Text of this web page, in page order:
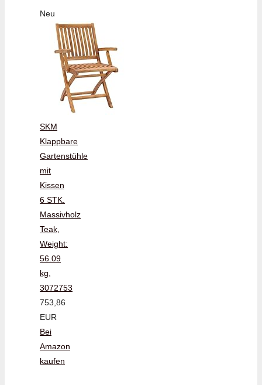
Neu
SKM
Klappbare
Gartenstühle
mit
Kissen
6 STK.
Massivholz
Teak,
Weight:
56.09
kg,
3072753
753,86
EUR
Bei
Amazon
kaufen